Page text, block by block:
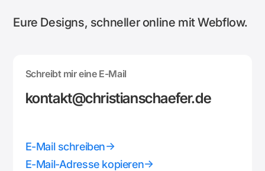
Eure Designs, schneller online mit Webflow.
Schreibt mir eine E-Mail
kontakt@christianschaefer.de
E-Mail schreiben→
E-Mail-Adresse kopieren→